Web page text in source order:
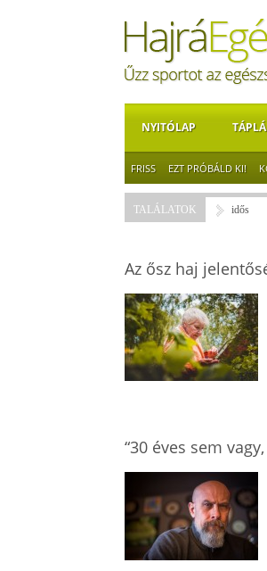
NYITÓLAP
FRISS EZT PRÓBÁLD KI!
TALÁLATOK idős
Az ősz haj
“30 éves sem